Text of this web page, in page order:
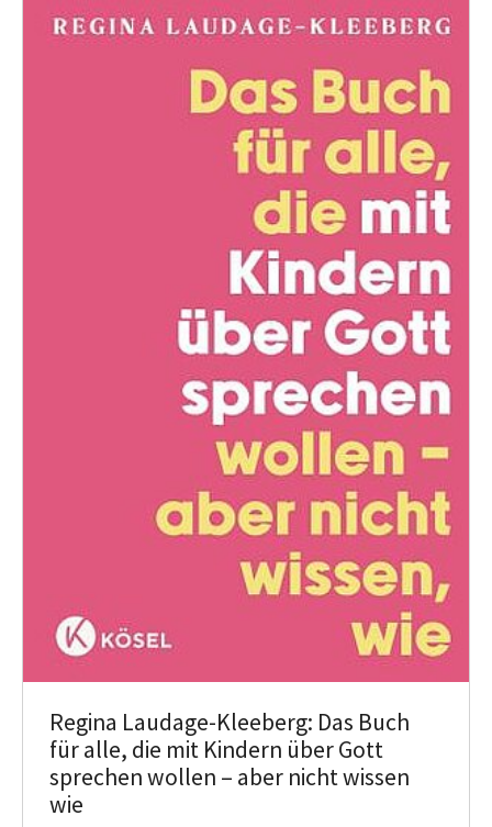
Regina Laudage-Kleeberg: Das Buch
für alle, die mit Kindern über Gott
sprechen wollen – aber nicht wissen
wie